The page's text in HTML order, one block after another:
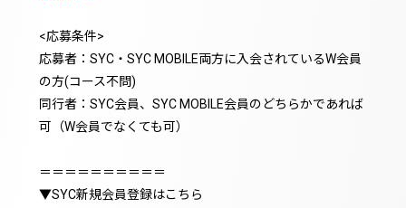
<応募条件>
応募者：SYC・SYC MOBILE両方に入会されているW会員
の方(コース不問)
同行者：SYC会員、SYC MOBILE会員のどちらかであれば
可（W会員でなくても可）
＝＝＝＝＝＝＝＝＝＝
▼SYC新規会員登録はこちら